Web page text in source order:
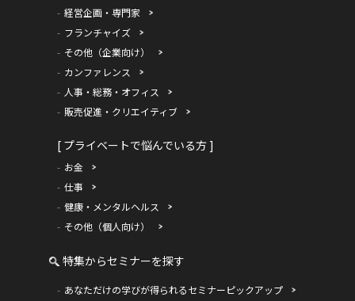
経営企画・専門家
フランチャイズ
その他（企業向け）
カンファレンス
人事・総務・オフィス
販売促進・クリエイティブ
[ プライベートで悩んでいる方 ]
お金
仕事
健康・メンタルヘルス
その他（個人向け）
特集からセミナーを探す
あなただけの学びが得られるセミナーピックアップ